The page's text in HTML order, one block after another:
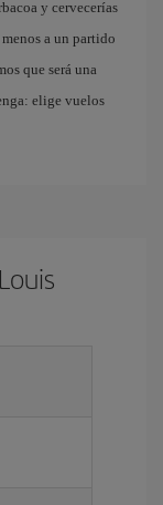
y cervecerías
a un partido
que será una
elige vuelos